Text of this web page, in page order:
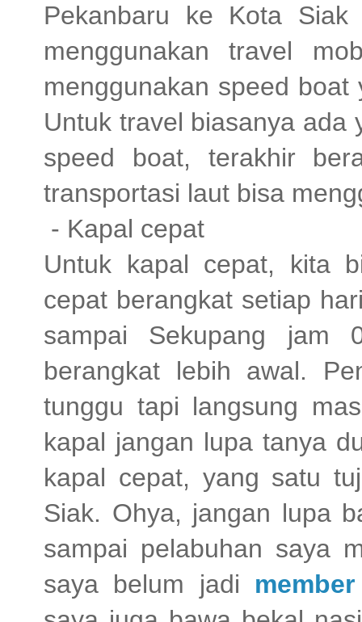
Pekanbaru ke Kota
menggunakan travel
menggunakan speed
Untuk travel biasanya ada
speed boat, terakhir
transportasi laut bisa
- Kapal cepat
Untuk kapal cepat, kita
cepat berangkat setiap
sampai Sekupang jam
berangkat lebih awal.
tunggu tapi langsung
kapal jangan lupa tanya
kapal cepat, yang satu
Siak. Ohya, jangan lupa
sampai pelabuhan saya
saya belum jadi